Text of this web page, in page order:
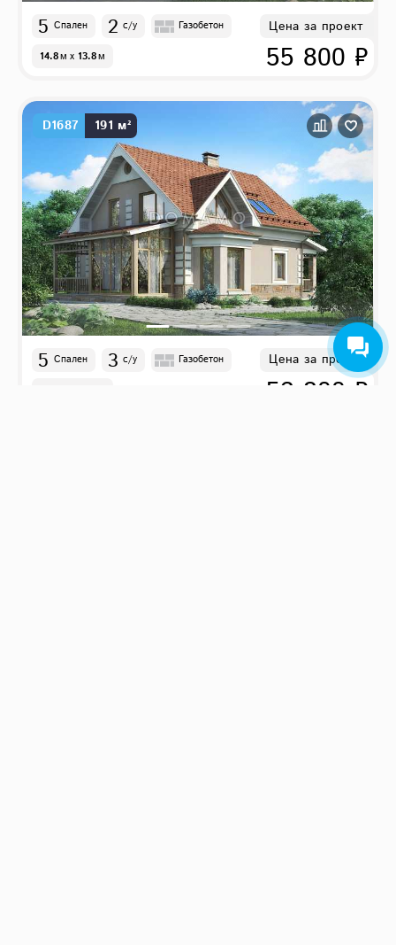
5 Спален 2 с/у Газобетон
14.8м x 13.8м
Цена за проект
55 800 ₽
D1687 191 м²
5 Спален 3 с/у Газобетон Цена за проект
52 800 ₽